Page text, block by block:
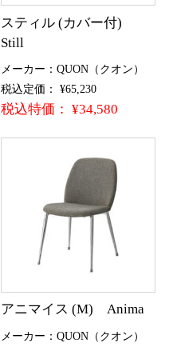
スティル (カバー付)
Still
メーカー：QUON（クオン）
税込定価： ¥65,230
税込特価： ¥34,580
アニマイス (M) Anima
メーカー：QUON（クオン）